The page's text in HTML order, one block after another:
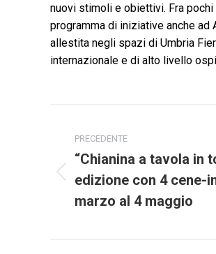
nuovi stimoli e obiettivi. Fra
programma di iniziative anche ad
allestita negli spazi di Umbria
internazionale e di alto livello
tra
post
PRECEDENTE
Post
precedente:
“Chianina a tavola in
edizione con 4 cene-
marzo al 4 maggio